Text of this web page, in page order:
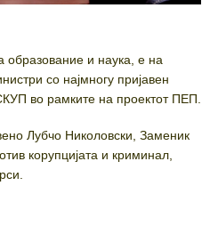
и наука, е на
со најмногу пријавен
во рамките на проектот ПЕП.
Лубчо Николовски, Заменик
корупцијата и криминал,